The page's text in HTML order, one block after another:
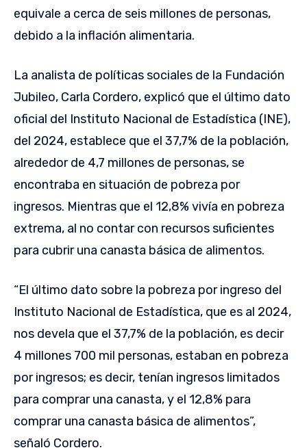
equivale a cerca de seis millones de personas,
debido a la inflación alimentaria.
La analista de políticas sociales de la Fundación
Jubileo, Carla Cordero, explicó que el último dato
oficial del Instituto Nacional de Estadística (INE),
del 2024, establece que el 37,7% de la población,
alrededor de 4,7 millones de personas, se
encontraba en situación de pobreza por
ingresos. Mientras que el 12,8% vivía en pobreza
extrema, al no contar con recursos suficientes
para cubrir una canasta básica de alimentos.
“El último dato sobre la pobreza por ingreso del
Instituto Nacional de Estadística, que es al 2024,
nos devela que el 37,7% de la población, es decir
4 millones 700 mil personas, estaban en pobreza
por ingresos; es decir, tenían ingresos limitados
para comprar una canasta, y el 12,8% para
comprar una canasta básica de alimentos”,
señaló Cordero.